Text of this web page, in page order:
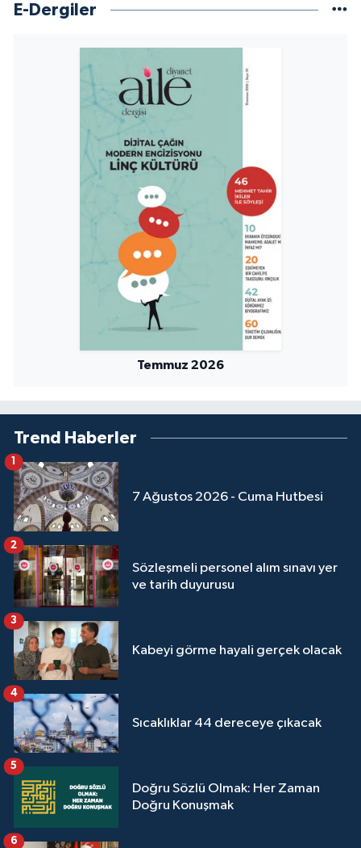
E-Dergiler
Temmuz 2026
Trend Haberler
7 Ağustos 2026 - Cuma Hutbesi
1
Sözleşmeli personel alım sınavı yer
ve tarih duyurusu
2
Kabeyi görme hayali gerçek olacak
3
Sıcaklıklar 44 dereceye çıkacak
4
Doğru Sözlü Olmak: Her Zaman
Doğru Konuşmak
5
6